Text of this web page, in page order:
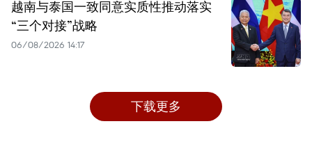
越南与泰国一致同意实质性推动落实
“三个对接”战略
06/08/2026 14:17
下载更多